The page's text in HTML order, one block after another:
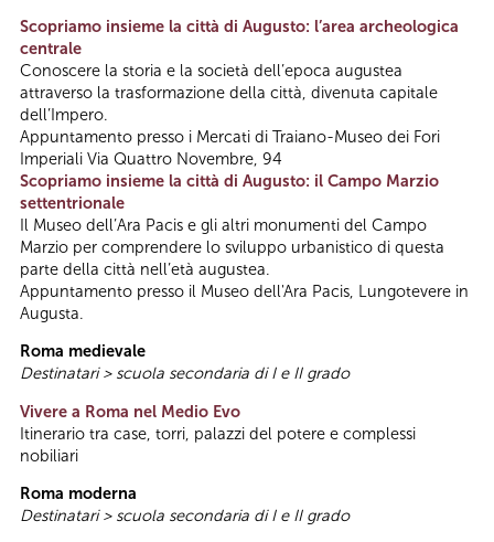
Scopriamo insieme la città di Augusto: l’area archeologica
centrale
Conoscere la storia e la società dell’epoca augustea
attraverso la trasformazione della città, divenuta capitale
dell’Impero.
Appuntamento presso i Mercati di Traiano-Museo dei Fori
Imperiali Via Quattro Novembre, 94
Scopriamo insieme la città di Augusto: il Campo Marzio
settentrionale
Il Museo dell’Ara Pacis e gli altri monumenti del Campo
Marzio per comprendere lo sviluppo urbanistico di questa
parte della città nell’età augustea.
Appuntamento presso il Museo dell'Ara Pacis, Lungotevere in
Augusta.
Roma medievale
Destinatari > scuola secondaria di I e II grado
Vivere a Roma nel Medio Evo
Itinerario tra case, torri, palazzi del potere e complessi
nobiliari
Roma moderna
Destinatari > scuola secondaria di I e II grado